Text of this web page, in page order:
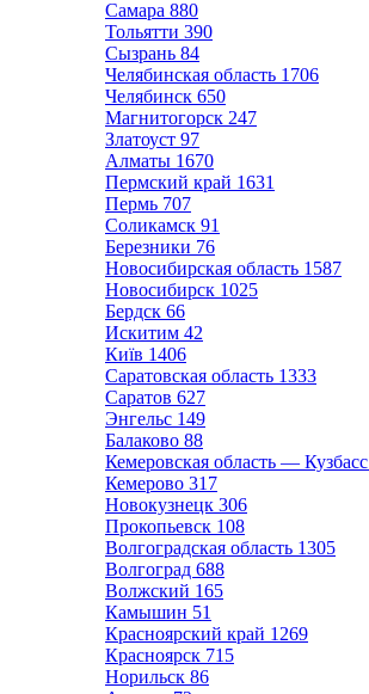
Самара 880
Тольятти 390
Сызрань 84
Челябинская область 1706
Челябинск 650
Магнитогорск 247
Златоуст 97
Алматы 1670
Пермский край 1631
Пермь 707
Соликамск 91
Березники 76
Новосибирская область 1587
Новосибирск 1025
Бердск 66
Искитим 42
Київ 1406
Саратовская область 1333
Саратов 627
Энгельс 149
Балаково 88
Кемеровская область — Кузбасс
Кемерово 317
Новокузнецк 306
Прокопьевск 108
Волгоградская область 1305
Волгоград 688
Волжский 165
Камышин 51
Красноярский край 1269
Красноярск 715
Норильск 86